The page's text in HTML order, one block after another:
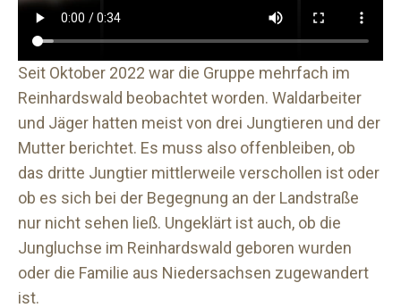
Seit Oktober 2022 war die Gruppe mehrfach im
Reinhardswald beobachtet worden. Waldarbeiter
und Jäger hatten meist von drei Jungtieren und der
Mutter berichtet. Es muss also offenbleiben, ob
das dritte Jungtier mittlerweile verschollen ist oder
ob es sich bei der Begegnung an der Landstraße
nur nicht sehen ließ. Ungeklärt ist auch, ob die
Jungluchse im Reinhardswald geboren wurden
oder die Familie aus Niedersachsen zugewandert
ist.